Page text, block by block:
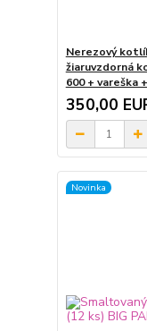
Nerezový
žiaruvzdorná
600 + vareška
350,00
Novinka